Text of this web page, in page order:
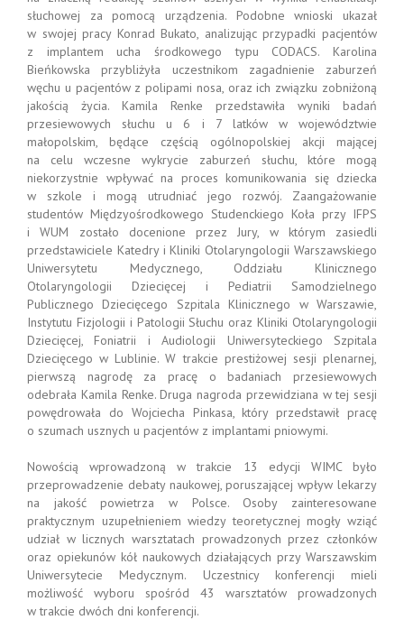
słuchowej za pomocą urządzenia. Podobne wnioski ukazał
w swojej pracy Konrad Bukato, analizując przypadki pacjentów
z implantem ucha środkowego typu CODACS. Karolina
Bieńkowska przybliżyła uczestnikom zagadnienie zaburzeń
węchu u pacjentów z polipami nosa, oraz ich związku zobniżoną
jakością życia. Kamila Renke przedstawiła wyniki badań
przesiewowych słuchu u 6 i 7 latków w województwie
małopolskim, będące częścią ogólnopolskiej akcji mającej
na celu wczesne wykrycie zaburzeń słuchu, które mogą
niekorzystnie wpływać na proces komunikowania się dziecka
w szkole i mogą utrudniać jego rozwój. Zaangażowanie
studentów Międzyośrodkowego Studenckiego Koła przy IFPS
i WUM zostało docenione przez Jury, w którym zasiedli
przedstawiciele Katedry i Kliniki Otolaryngologii Warszawskiego
Uniwersytetu Medycznego, Oddziału Klinicznego
Otolaryngologii Dziecięcej i Pediatrii Samodzielnego
Publicznego Dziecięcego Szpitala Klinicznego w Warszawie,
Instytutu Fizjologii i Patologii Słuchu oraz Kliniki Otolaryngologii
Dziecięcej, Foniatrii i Audiologii Uniwersyteckiego Szpitala
Dziecięcego w Lublinie. W trakcie prestiżowej sesji plenarnej,
pierwszą nagrodę za pracę o badaniach przesiewowych
odebrała Kamila Renke. Druga nagroda przewidziana w tej sesji
powędrowała do Wojciecha Pinkasa, który przedstawił pracę
o szumach usznych u pacjentów z implantami pniowymi.
Nowością wprowadzoną w trakcie 13 edycji WIMC było
przeprowadzenie debaty naukowej, poruszającej wpływ lekarzy
na jakość powietrza w Polsce. Osoby zainteresowane
praktycznym uzupełnieniem wiedzy teoretycznej mogły wziąć
udział w licznych warsztatach prowadzonych przez członków
oraz opiekunów kół naukowych działających przy Warszawskim
Uniwersytecie Medycznym. Uczestnicy konferencji mieli
możliwość wyboru spośród 43 warsztatów prowadzonych
w trakcie dwóch dni konferencji.